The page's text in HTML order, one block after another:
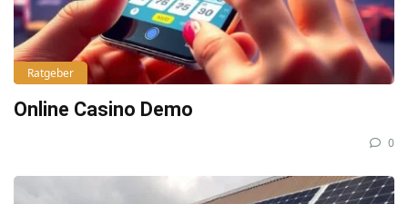
Ratgeber
Online Casino Demo
0